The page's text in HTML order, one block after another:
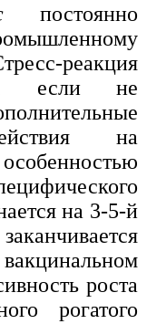
постоянно
реакция
если не
на
на 3-5-й
роста
рогатого